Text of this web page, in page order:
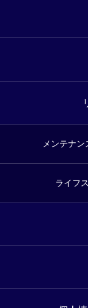
メンテナ
ライフ